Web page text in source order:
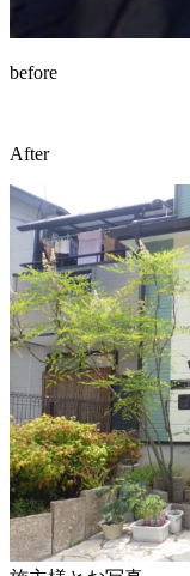
before
After